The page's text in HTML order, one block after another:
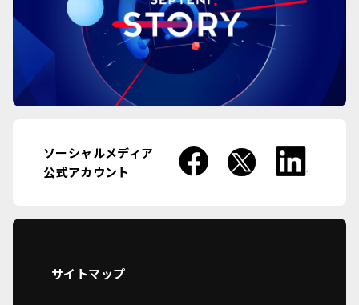
ソーシャルメディア
公式アカウント
サイトマップ